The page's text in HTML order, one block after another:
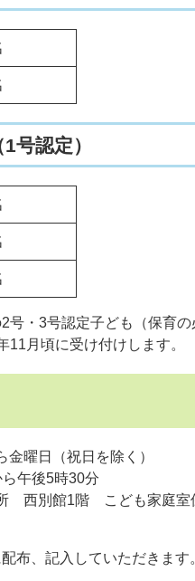
号認定）
・3号認定子ども（保育
11月頃に受け付けします。
金曜日（祝日を除く）
午後5時30分
西別館1階 こども家庭室
布、記入していただきます